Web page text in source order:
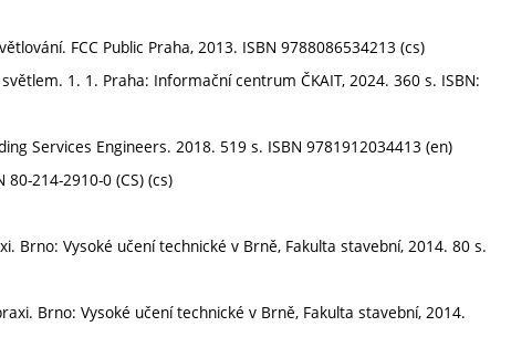
FCC Public Praha, 2013. ISBN 9788086534213 (cs)
světlem. 1. 1. Praha: Informační centrum ČKAIT, 2024. 360 s. ISBN:
Services Engineers. 2018. 519 s. ISBN 9781912034413 (en)
80-214-2910-0 (CS) (cs)
Brno: Vysoké učení technické v Brně, Fakulta stavební, 2014. 80 s.
Brno: Vysoké učení technické v Brně, Fakulta stavební, 2014.